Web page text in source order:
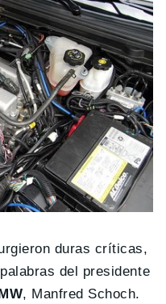
duras críticas,
del presidente
, Manfred Schoch.